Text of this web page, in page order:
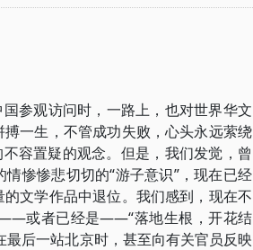
参观访问时，一路上，也对世界华文
一生，不管成功失败，心头永远萦绕
容置疑的观念。但是，我们发觉，曾
惨惨悲切切的“游子意识”，现在已经
文学作品中退位。我们感到，现在不
——或者已经是——“落地生根，开花结
后一站北京时，甚至向有关官员反映